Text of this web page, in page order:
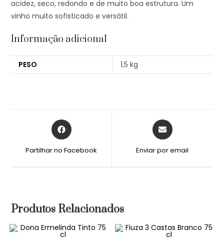
acidez, seco, redondo e de muito boa estrutura. Um
vinho muito sofisticado e versátil.
Informação adicional
PESO 1,5 kg
Partilhar no Facebook Enviar por email
Produtos Relacionados